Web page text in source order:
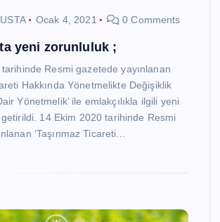
Ocak 4, 2021 0 Comments
yeni zorunluluk ;
Resmi gazetede yayınlanan
Hakkında Yönetmelikte Değişiklik
Yönetmelik’ ile emlakçılıkla ilgili yeni
14 Ekim 2020 tarihinde Resmi
‘Taşınmaz Ticareti…